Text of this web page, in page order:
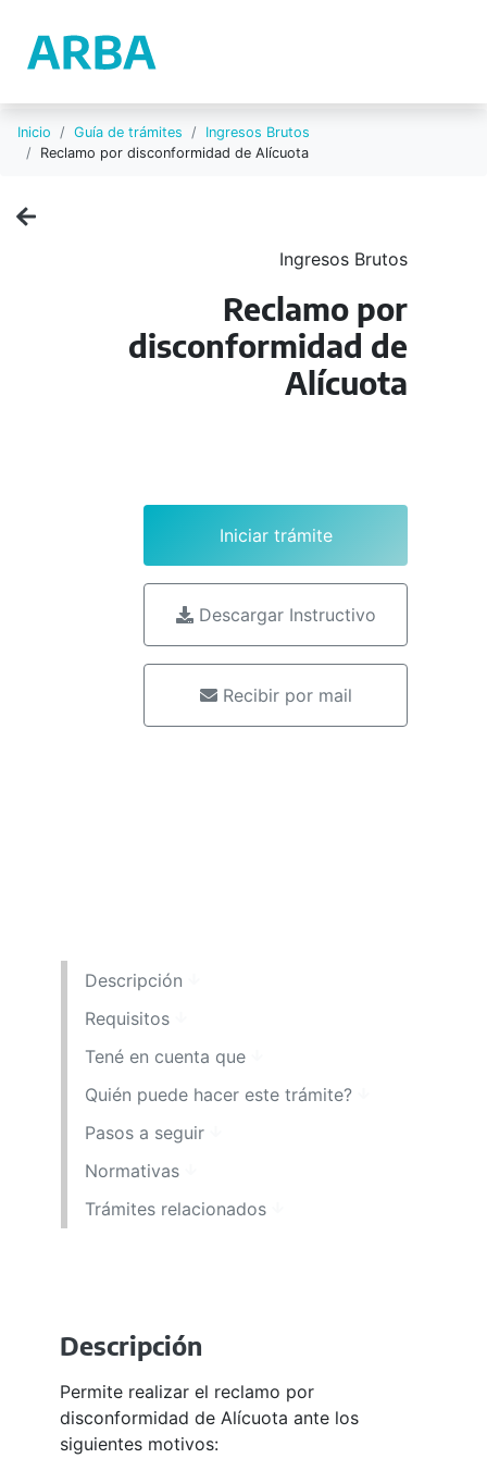
Inicio Guía de trámites
Ingresos Brutos
Reclamo por disconformidad de Alícuota
Ingresos Brutos
Reclamo por
disconformidad de
Alícuota
Iniciar trámite
Descargar Instructivo
Recibir por mail
Descripción
Requisitos
Tené en cuenta que
Quién puede hacer este trámite?
Pasos a seguir
Normativas
Trámites relacionados
Descripción
Permite realizar el reclamo por
disconformidad de Alícuota ante los
siguientes motivos: